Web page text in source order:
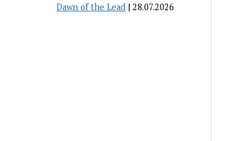
Dawn of the Lead 28.07.2026